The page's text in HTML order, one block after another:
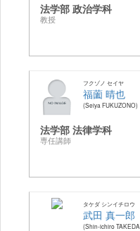
法学部 政治学科
教授
フクゾノ セイヤ
福薗 晴也
Seiya FUKUZONO
法学部 法律学科
専任講師
タケダ シンイチロウ
武田 真一郎
Shin-ichiro TAKEDA